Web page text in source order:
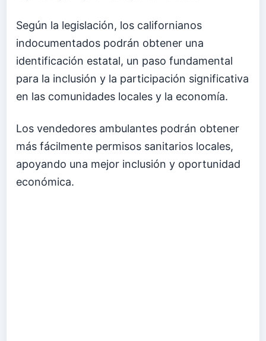
Según la legislación, los californianos
indocumentados podrán obtener una
identificación estatal, un paso fundamental
para la inclusión y la participación significativa
en las comunidades locales y la economía.
Los vendedores ambulantes podrán obtener
más fácilmente permisos sanitarios locales,
apoyando una mejor inclusión y oportunidad
económica.